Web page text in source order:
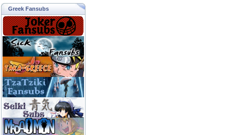
Greek Fansubs